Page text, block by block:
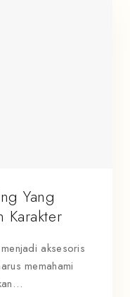
Yang
Karakter
aksesoris
memahami